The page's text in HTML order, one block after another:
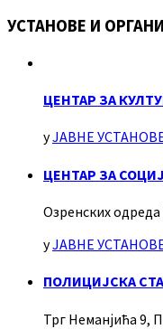
УСТАНОВЕ И
ЦЕНТАР ЗА
уЈАВНЕ
ЦЕНТАР ЗА
Озренских
уЈАВНЕ
ПОЛИЦИЈСКА
Трг Неманјића 9,